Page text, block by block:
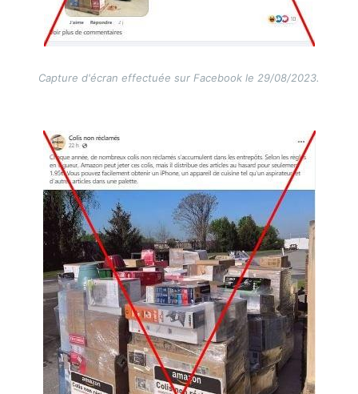
Capture d'écran effectuée sur Facebook le 29/08/2023.
Image